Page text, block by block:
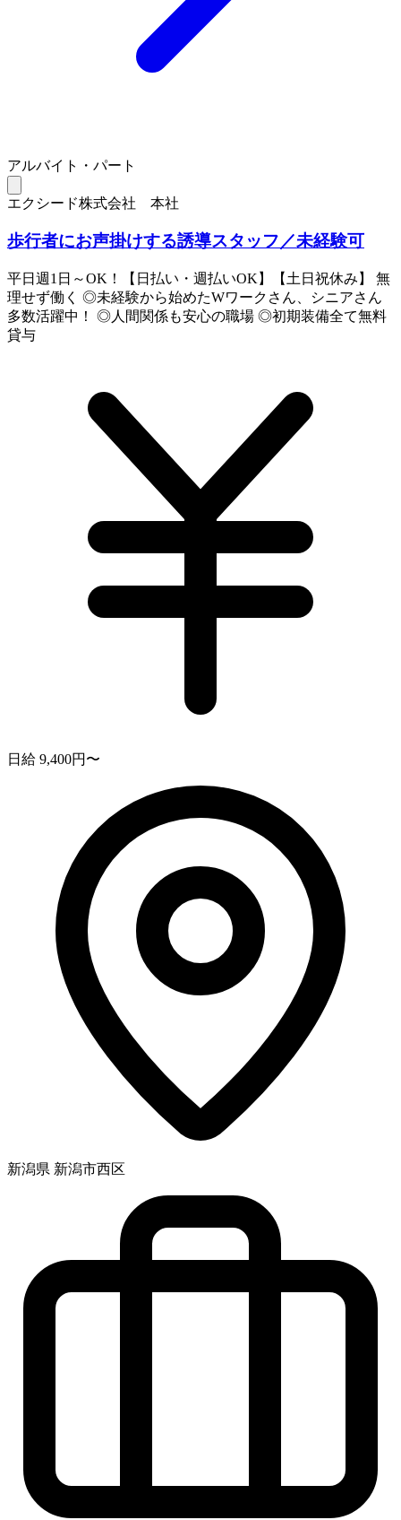
アルバイト・パート
エクシード株式会社 本社
歩行者にお声掛けする誘導スタッフ／未経験可
平日週1日～OK！【日払い・週払いOK】【土日祝休み】 無
理せず働く ◎未経験から始めたWワークさん、シニアさん
多数活躍中！ ◎人間関係も安心の職場 ◎初期装備全て無料
貸与
日給 9,400円〜
新潟県 新潟市西区